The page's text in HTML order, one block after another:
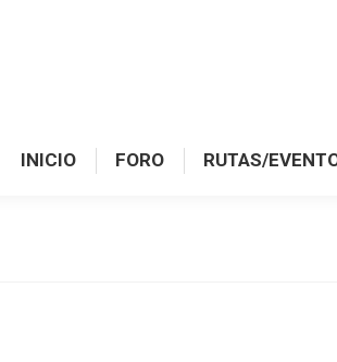
INICIO FORO RUTAS/